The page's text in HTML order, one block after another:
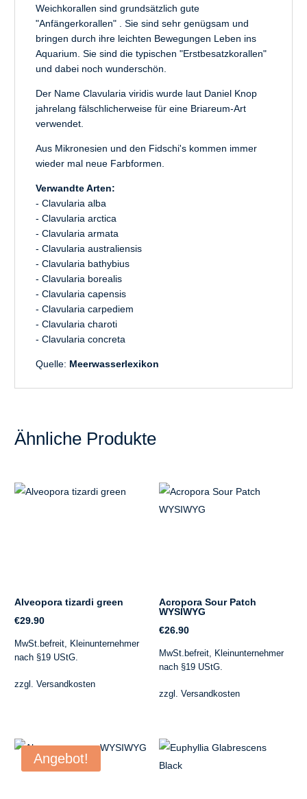
Weichkorallen sind grundsätzlich gute
"Anfängerkorallen" . Sie sind sehr genügsam und
bringen durch ihre leichten Bewegungen Leben ins
Aquarium. Sie sind die typischen "Erstbesatzkorallen"
und dabei noch wunderschön.
Der Name Clavularia viridis wurde laut Daniel Knop
jahrelang fälschlicherweise für eine Briareum-Art
verwendet.
Aus Mikronesien und den Fidschi's kommen immer
wieder mal neue Farbformen.
Verwandte Arten:
- Clavularia alba
- Clavularia arctica
- Clavularia armata
- Clavularia australiensis
- Clavularia bathybius
- Clavularia borealis
- Clavularia capensis
- Clavularia carpediem
- Clavularia charoti
- Clavularia concreta
Quelle: Meerwasserlexikon
Ähnliche Produkte
Alveopora tizardi green
€29.90
MwSt.befreit, Kleinunternehmer
nach §19 UStG.
zzgl. Versandkosten
Acropora Sour Patch
WYSIWYG
€26.90
MwSt.befreit, Kleinunternehmer
nach §19 UStG.
zzgl.Versandkosten
Angebot!